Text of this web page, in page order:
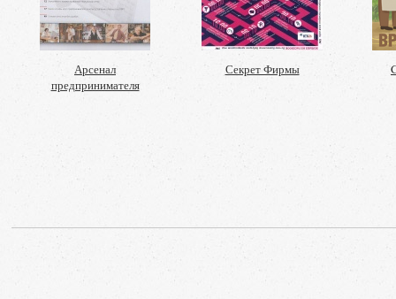
Арсенал
предпринимателя
Секрет Фирмы